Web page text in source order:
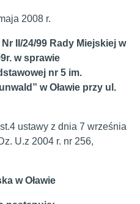
2008 r.
II/24/99 Rady Miejskiej w
w sprawie
nr 5 im.
w Oławie przy ul.
ustawy z dnia 7 września
U.z 2004 r. nr 256,
w Oławie